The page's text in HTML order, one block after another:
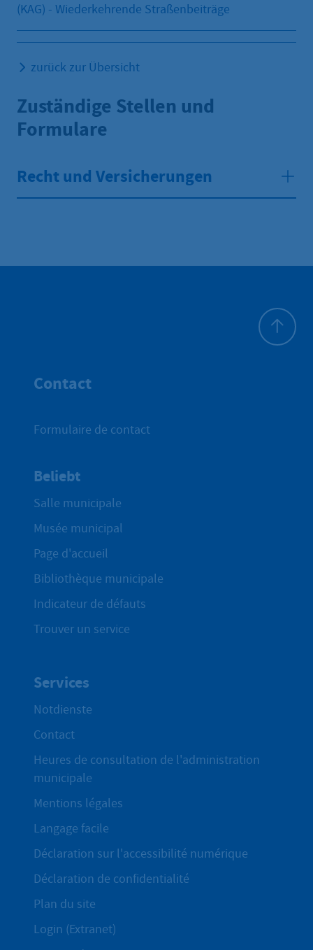
(KAG) - Wiederkehrende Straßenbeiträge
zurück zur Übersicht
Zuständige Stellen und
Formulare
Recht und Versicherungen
Contact
Formulaire de contact
Beliebt
Salle municipale
Musée municipal
Page d'accueil
Bibliothèque municipale
Indicateur de défauts
Trouver un service
Services
Notdienste
Contact
Heures de consultation de l'administration
municipale
Mentions légales
Langage facile
Déclaration sur l'accessibilité numérique
Déclaration de confidentialité
Plan du site
Login (Extranet)